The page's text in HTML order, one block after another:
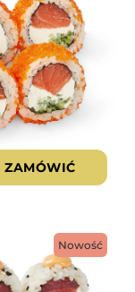
ZAMÓWIĆ
Nowość